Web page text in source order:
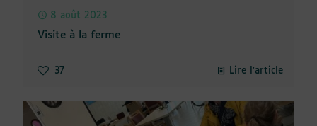
8 août 2023
Visite à la ferme
37 Lire l'article